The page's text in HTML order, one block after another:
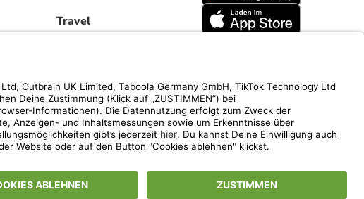
Travel
limango.nl limango.pl
beziehen sich auf den Streichpreis.
Du unterwww.limango.de/einladen